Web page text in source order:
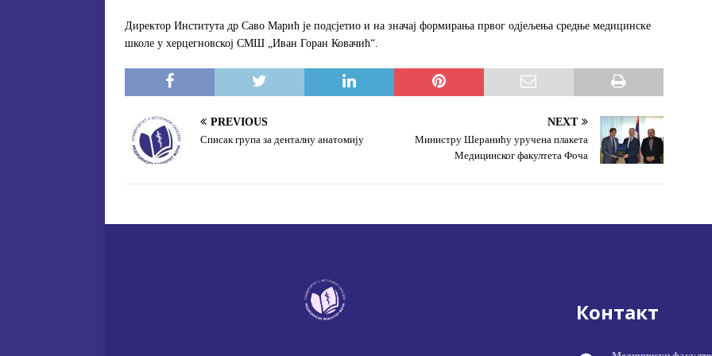
Директор Института др Саво Марић је подсјетио и на значај формирања првог одјељења средње медицинске
школе у херцегновској СМШ „Иван Горан Ковачић“.
PREVIOUS
Списак група за денталну анатомију
NEXT
Министру Шеранићу уручена плакета
Медицинског факултета Фоча
Контакт